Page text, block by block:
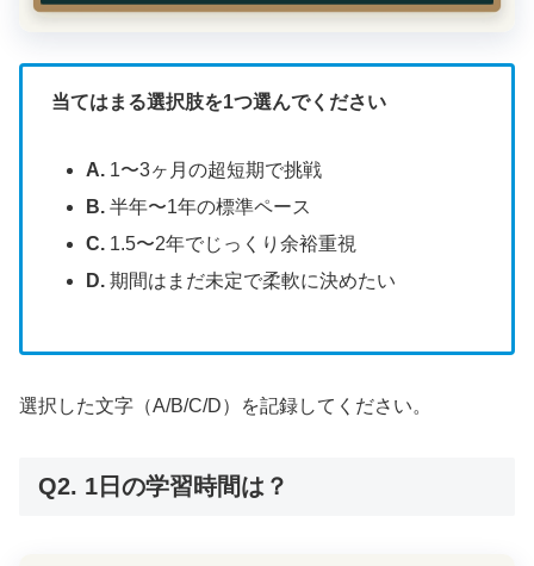
当てはまる選択肢を1つ選んでください
A. 1〜3ヶ月の超短期で挑戦
B. 半年〜1年の標準ペース
C. 1.5〜2年でじっくり余裕重視
D. 期間はまだ未定で柔軟に決めたい
選択した文字（A/B/C/D）を記録してください。
Q2. 1日の学習時間は？